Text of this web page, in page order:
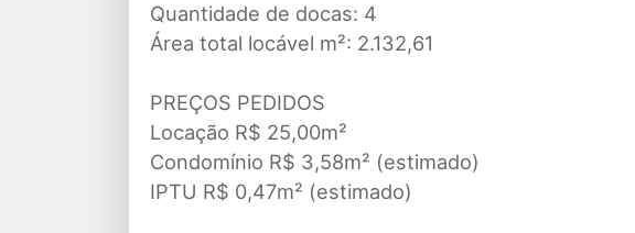
Quantidade de docas: 4
Área total locável m²: 2.132,61
PREÇOS PEDIDOS
Locação R$ 25,00m²
Condomínio R$ 3,58m² (estimado)
IPTU R$ 0,47m² (estimado)